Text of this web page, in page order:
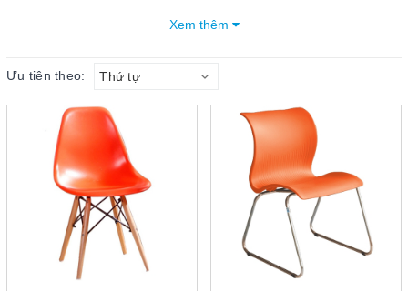
nhu cầu, mục đích sử dụng mà quý khách hàng có thể chọn dòng
6 ưu điểm nổi bật của dòng ghế nhựa The One
Chất liệu cao cấp
Đa dạng mẫu mã
Thiết kế ghế nhựa linh hoạt
Độ bền, tuổi thọ cao, mang đến nhiều tính năng tiện ích
Tiết kiệm chi phí
Thương hiệu uy tín
Xem thêm
Ưu tiên theo: Thứ tự